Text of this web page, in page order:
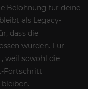
Belohnung für deine
als Legacy-
dass die
wurden. Für
weil sowohl die
Fortschritt